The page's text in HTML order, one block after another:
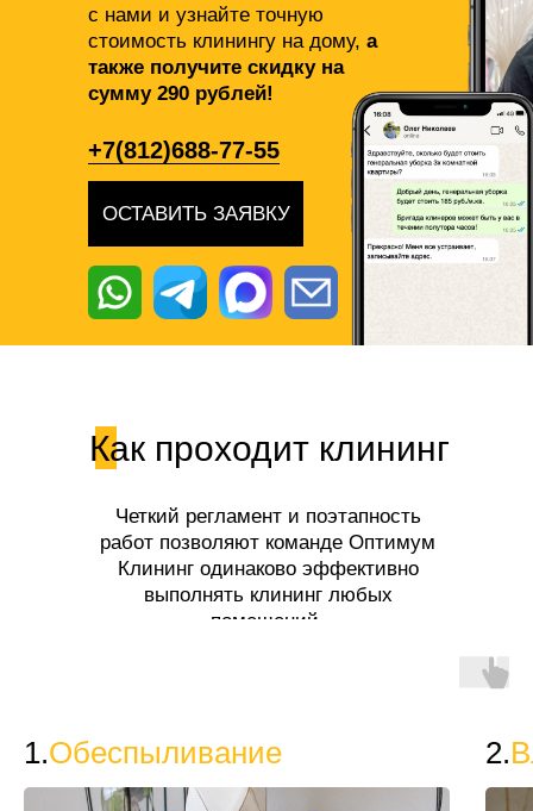
с нами и узнайте точную
стоимость клинингу на дому, а
также получите скидку на
сумму 290 рублей!
ОСТАВИТЬ ЗАЯВКУ
+7(812)688-77-55
Как проходит клининг
Четкий регламент и поэтапность
работ позволяют команде Оптимум
Клининг одинаково эффективно
выполнять клининг любых
помещений.
1.Обеспыливание 2.